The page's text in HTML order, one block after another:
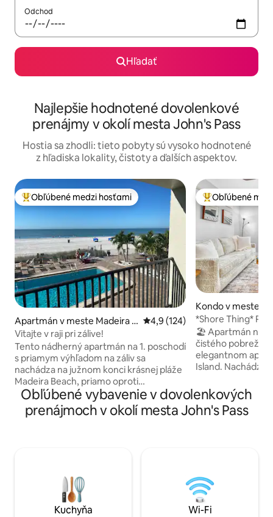
Odchod
Hľadať
Najlepšie hodnotené dovolenkové
prenájmy v okolí mesta John's Pass
Hostia sa zhodli: tieto pobyty sú vysoko hodnotené
z hľadiska lokality, čistoty a ďalších aspektov.
Najobľúbenejšie medzi hosťami
Obľúbené medzi hosťami
Apartmán v meste Madeira B
each
Priemerné ohodnotenie 4,9 z
4,9 (124)
Vitajte v raji pri zálive!
Tento nádherný apartmán na 1. poschodí
s priamym výhľadom na záliv sa
nachádza na južnom konci krásnej pláže
Madeira Beach, priamo oproti
svetoznámej dedinke a promenáde
John's Pass Village & Boardwalk.
Vychutnajte si túto 1/1 + prémiovú
najlepších pláží v USA. Najlepšie atrakcie:
reštaurácie, nákupy, plavba loďou,
rybolov, výlety za delfínmi, vodné
lyžovanie, paragliding – VŠETKO v pešej
Najobľúbenejšie
Obľúbené
Kondo v meste
and
*Shore Thing* Pešo na pláž | Výhľad na
pobrežie
🏖️ Apartmán na pobreží
čistého
elegantnom
Island.
osviežujúceho
Sledujte vodu,
náš
vaša pohoda je
Rezervujte si ešte
Obľúbené vybavenie v dovolenkových
prenájmoch v okolí mesta John's Pass
Kuchyňa Wi-Fi